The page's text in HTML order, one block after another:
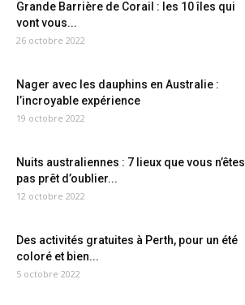
Grande Barrière de Corail : les 10 îles qui
vont vous...
26 octobre 2022
Nager avec les dauphins en Australie :
l’incroyable expérience
19 octobre 2022
Nuits australiennes : 7 lieux que vous n’êtes
pas prêt d’oublier...
12 octobre 2022
Des activités gratuites à Perth, pour un été
coloré et bien...
5 octobre 2022